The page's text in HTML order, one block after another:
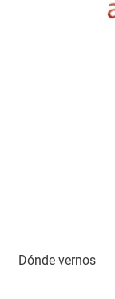
Dónde vernos